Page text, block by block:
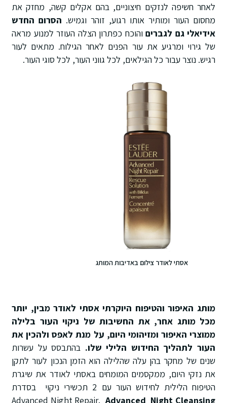
לאחר חשיפה לנזקים חיצוניים, בהם אקלים קשה, מחזק את
מחסום העור ומותיר אותו רגוע, זוהר וגמיש. הסרום החדש
אידיאלי גם לגברים והוכח כפתרון הצלה העוזר למנוע מראה
של גירוי ומרגיע את עור הפנים לאחר הגילוח. מתאים לעור
רגיש. נוצר עבור כל הגילאים, לכל גווני העור, לכל סוגי העור.
אסתי לאודר צילום באדיבות המותג
מותג האיפור והטיפוח היוקרתי אסתי לאודר מבין, יותר
מכל מותג אחר, את החשיבות של ניקוי העור בלילה
ממוצרי האיפור ומזיהומי היום, על מנת לאפס ולהכין את
העור לתהליך החידוש הלילי שלו. בהתבסס על עשרות
שנים של מחקר בהן עלה שהלילה הוא הזמן הנכון לעור לתקן
את נזקי היום, ממקסמים המומחים באסתי לאודר את שיגרת
הטיפוח הלילית לחידוש העור עם 2 תכשירי ניקוי בסדרת
Advanced Night Repair. Advanced Night Cleansing